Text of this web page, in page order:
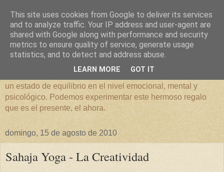
Sahaja Yoga Meditación
"El Ayer es historia, el mañana es un misterio, sin embargo
un estado de equilibrio en el nivel emocional, mental y
psicológico. Podemos experimentar este hermoso regalo
que es el presente, el ahora.
domingo, 15 de agosto de 2010
Sahaja Yoga - La Creatividad
This site uses cookies from Google to deliver its services
and to analyze traffic. Your IP address and user-agent are
shared with Google along with performance and security
metrics to ensure quality of service, generate usage
statistics, and to detect and address abuse.
LEARN MORE GOT IT